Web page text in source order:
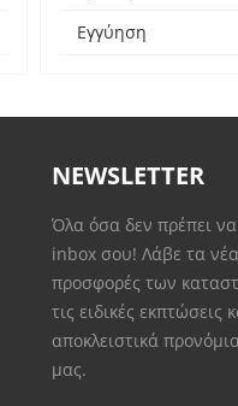
Εγγύηση
NEWSLETTER
Όλα όσα δεν πρέπει
inbox σου! Λάβε τα νέα
προσφορές των
τις ειδικές εκπτώσεις
αποκλειστικά
μας.